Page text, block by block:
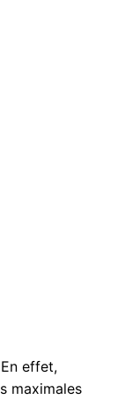
effet,
maximales